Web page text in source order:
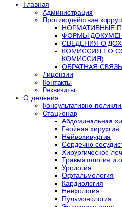
Главная
Администрация
Противодействие
НОРМАТИВНЫЕ
ФОРМЫ
СВЕДЕНИЯ О
КОМИССИЯ ПО
КОМИССИЯ)
ОБРАТНАЯ
Лицензии
Контакты
Реквизиты
Отделения
Консультативно-
Стационар
Абдоминальная
Гнойная хирургия
Нейрохирургия
Сердечно
Хирургическое
Травматология и
Урология
Офтальмология
Кардиология
Неврология
Пульмонология